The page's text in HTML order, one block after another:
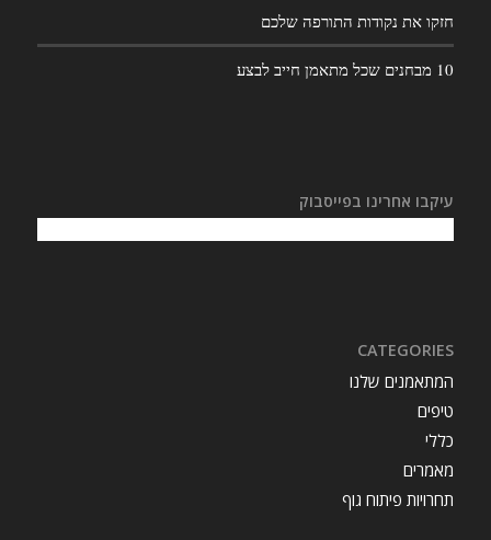
חזקו את נקודות התורפה שלכם
10 מבחנים שכל מתאמן חייב לבצע
עיקבו אחרינו בפייסבוק
CATEGORIES
המתאמנים שלנו
טיפים
כללי
מאמרים
תחרויות פיתוח גוף